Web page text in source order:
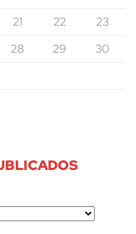
21 22
23
28 29
30